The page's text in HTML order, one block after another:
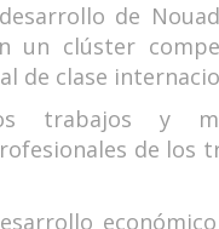
de
un clúster
de clase
trabajos y
de los